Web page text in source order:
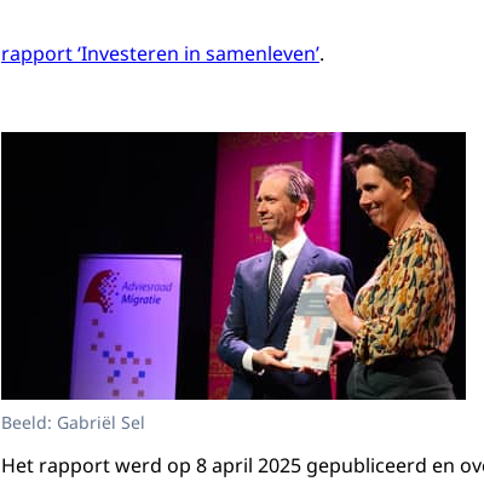
rapport ‘Investeren in samenleven’.
Beeld: Gabriël Sel
Het rapport werd op 8 april 2025 gepubliceerd en